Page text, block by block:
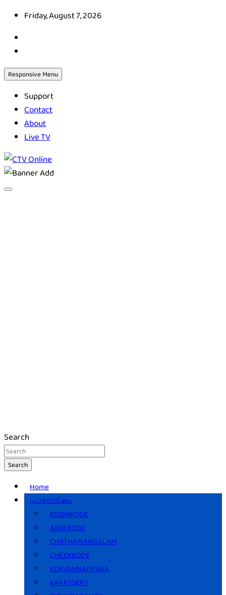
Skip
content
Friday, August 7, 2026
Responsive Menu
Support
Contact
About
Live TV
CTV Online
Search
Search
Home
പ്രാദേശികം
KOZHIKODE
AREEKODE
CHATHAMANGALAM
CHEEKKODE
EDAVANNAPPARA
KARASSERY